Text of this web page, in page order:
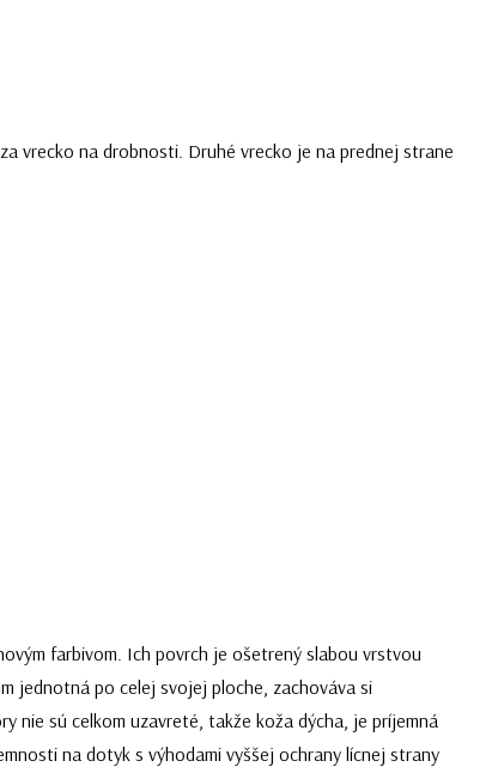
vrecko na drobnosti. Druhé vrecko je na prednej strane
farbivom. Ich povrch je ošetrený slabou vrstvou
jednotná po celej svojej ploche, zachováva si
nie sú celkom uzavreté, takže koža dýcha, je príjemná
na dotyk s výhodami vyššej ochrany lícnej strany